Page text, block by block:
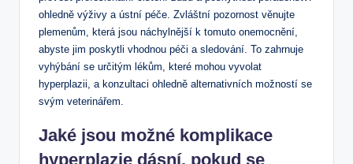
ohledně výživy a ústní péče. Zvláštní pozornost věnujte
plemenům, která jsou náchylnější k tomuto onemocnění,
abyste jim poskytli vhodnou péči a sledování. To zahrnuje
vyhýbání se určitým lékům, které mohou vyvolat
hyperplazii, a konzultaci ohledně alternativních možností se
svým veterinářem.
Jaké jsou možné komplikace
hyperplazie dásní, pokud se